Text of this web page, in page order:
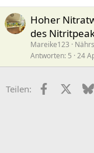
Hoher
des
Mareike123
Antworten 5 24
Teilen: Facebook
X